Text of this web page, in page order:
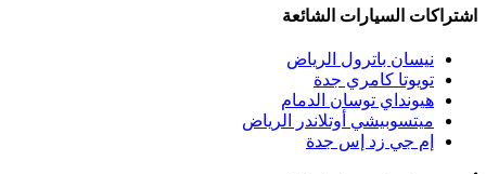
اشتراكات السيارات الشائعة
نيسان باترول الرياض
تويوتا كامري جدة
هيونداي توسان الدمام
ميتسوبيشي أوتلاندر الرياض
إم جي زد إس جدة